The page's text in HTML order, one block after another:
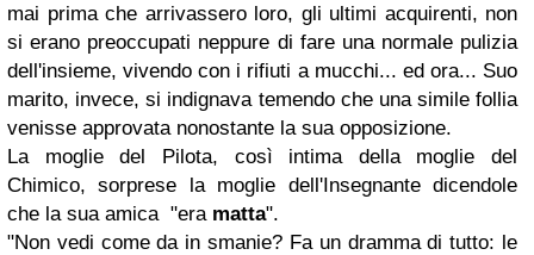
mai prima che arrivassero loro, gli ultimi acquirenti, non
si erano preoccupati neppure di fare una normale pulizia
dell'insieme, vivendo con i rifiuti a mucchi... ed ora... Suo
marito, invece, si indignava temendo che una simile follia
venisse approvata nonostante la sua opposizione.
La moglie del Pilota, così intima della moglie del
Chimico, sorprese la moglie dell'Insegnante dicendole
che la sua amica "era matta".
"Non vedi come da in smanie? Fa un dramma di tutto: le